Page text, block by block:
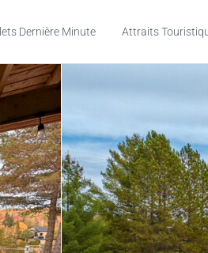
Dernière Minute Attraits